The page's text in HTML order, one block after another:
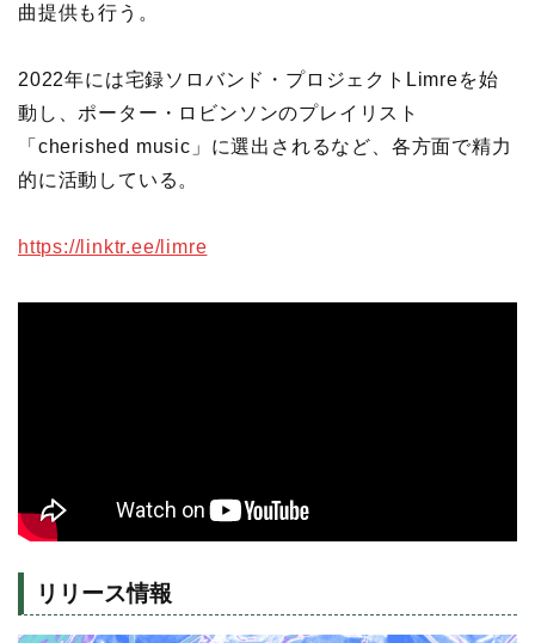
曲提供も行う。
2022年には宅録ソロバンド・プロジェクトLimreを始
動し、ポーター・ロビンソンのプレイリスト
「cherished music」に選出されるなど、各方面で精力
的に活動している。
https://linktr.ee/limre
リリース情報